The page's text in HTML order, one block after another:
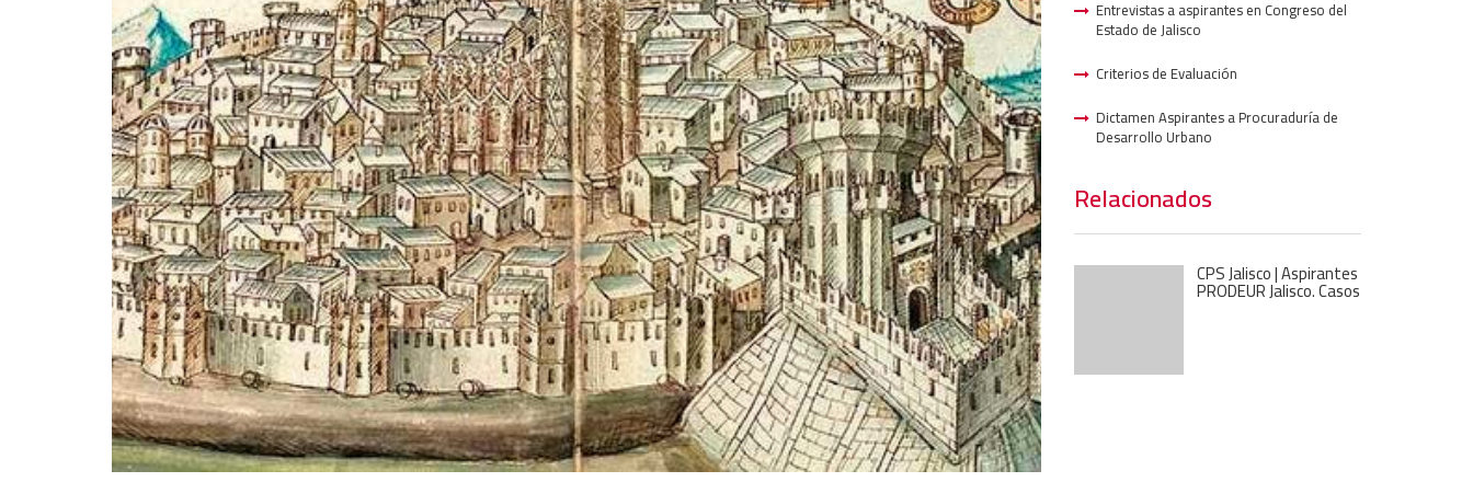
Entrevistas a aspirantes en Congreso del
Estado de Jalisco
Criterios de Evaluación
Dictamen Aspirantes a Procuraduría de
Desarrollo Urbano
Relacionados
CPS Jalisco | Aspirantes
PRODEUR Jalisco. Casos